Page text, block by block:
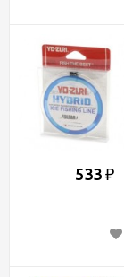
533 ₽